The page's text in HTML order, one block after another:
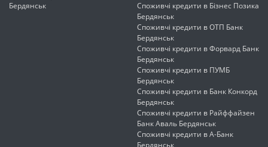
Бердянськ
Споживчі кредити в Бізнес Позика
Бердянськ
Споживчі кредити в ОТП Банк
Бердянськ
Споживчі кредити в Форвард Банк
Бердянськ
Споживчі кредити в ПУМБ
Бердянськ
Споживчі кредити в Банк Конкорд
Бердянськ
Споживчі кредити в Райффайзен
Банк Аваль Бердянськ
Споживчі кредити в А-Банк